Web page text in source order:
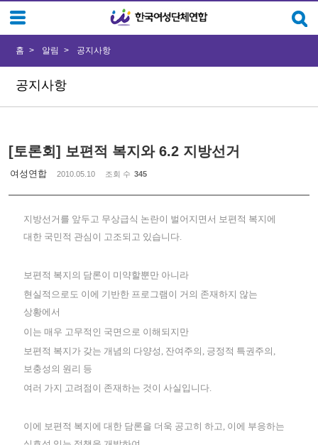
공지사항
홈 알림 공지사항
[토론회] 보편적 복지와 6.2 지방선거
여성연합 2010.05.10 조회 수 345
지방선거를 앞두고 무상급식 논란이 벌어지면서 보편적 복지에
대한 국민적 관심이 고조되고 있습니다.
보편적 복지의 담론이 미약할뿐만 아니라
현실적으로도 이에 기반한 프로그램이 거의 존재하지 않는
상황에서
이는 매우 고무적인 국면으로 이해되지만
보편적 복지가 갖는 개념의 다양성, 잔여주의, 긍정적 특권주의,
보충성의 원리 등
여러 가지 고려점이 존재하는 것이 사실입니다.
이에 보편적 복지에 대한 담론을 더욱 공고히 하고, 이에 부응하는